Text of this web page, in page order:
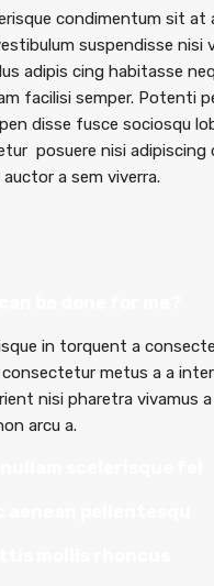
condimentum sit at
suspendisse nisi
adipis cing habitasse
facilisi semper. Potenti
disse fusce sociosqu
posuere nisi adipiscing
a sem viverra.
in torquent a
metus a a
nisi pharetra vivamus
arcu a.